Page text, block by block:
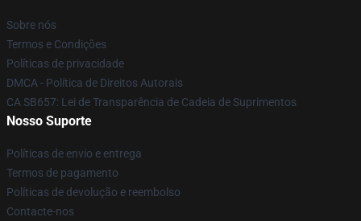
Sobre nós
Termos e Condições
Políticas de privacidade
DMCA - Política de Direitos Autorais
CA SB657: Lei de Transparência de Cadeia de Suprimentos
Nosso Suporte
Políticas de envio e entrega
Termos de pagamento
Políticas de devolução e reembolso
Contacte-nos